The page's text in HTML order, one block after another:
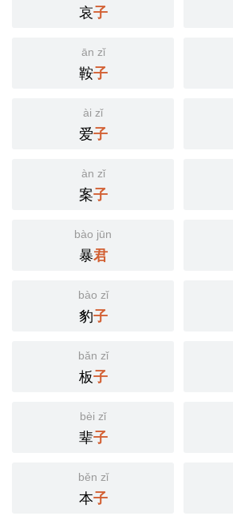
哀子
ān zǐ
鞍子
ài zǐ
爱子
àn zǐ
案子
bào jūn
暴君
bào zǐ
豹子
bǎn zǐ
板子
bèi zǐ
辈子
běn zǐ
本子